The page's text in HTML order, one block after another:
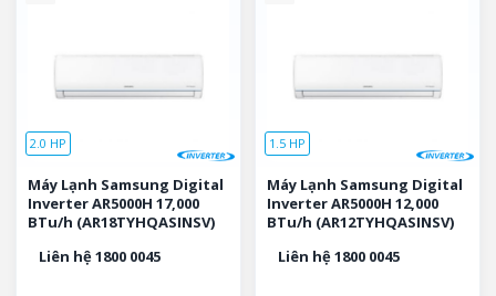
2.0 HP
Máy Lạnh Samsung Digital
Inverter AR5000H 17,000
BTu/h (AR18TYHQASINSV)
Liên hệ 1800 0045
1.5 HP
Máy Lạnh Samsung Digital
Inverter AR5000H 12,000
BTu/h (AR12TYHQASINSV)
Liên hệ 1800 0045